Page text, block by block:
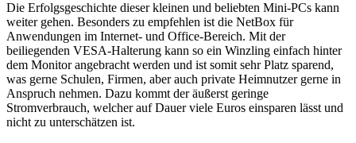
Die Erfolgsgeschichte dieser kleinen und beliebten Mini-PCs kann
weiter gehen. Besonders zu empfehlen ist die NetBox für
Anwendungen im Internet- und Office-Bereich. Mit der
beiliegenden VESA-Halterung kann so ein Winzling einfach hinter
dem Monitor angebracht werden und ist somit sehr Platz sparend,
was gerne Schulen, Firmen, aber auch private Heimnutzer gerne in
Anspruch nehmen. Dazu kommt der äußerst geringe
Stromverbrauch, welcher auf Dauer viele Euros einsparen lässt und
nicht zu unterschätzen ist.